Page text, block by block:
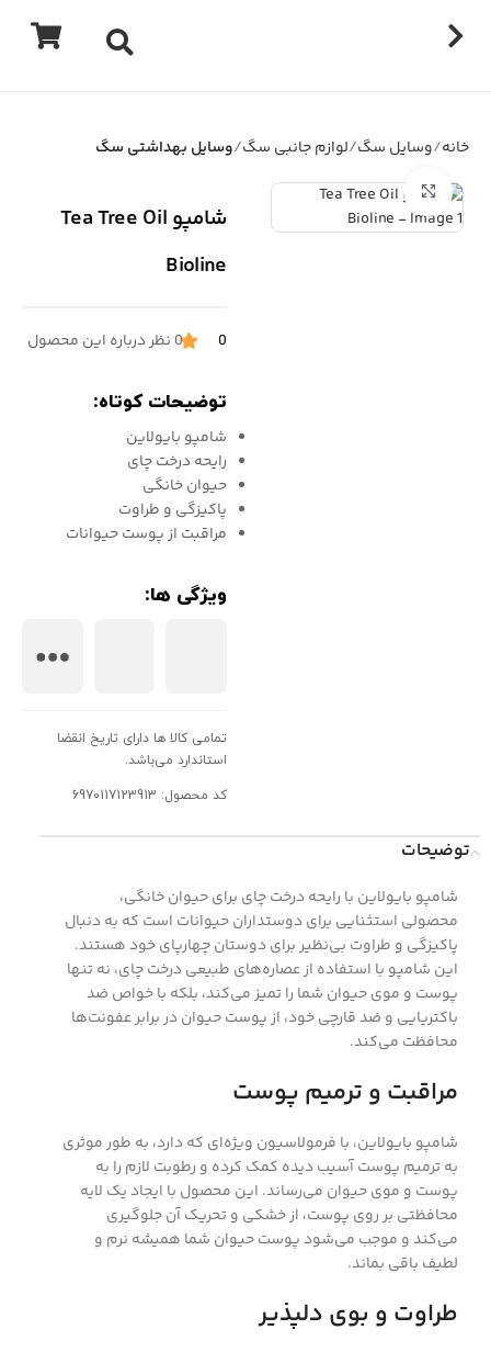
خانه وسایل سگ لوازم جانبی سگ وسایل بهداشتی سگ
برای بزرگنمایی کلیک کنید
شامپو Tea Tree Oil
Bioline
0 0 نظر درباره این محصول
توضیحات کوتاه:
شامپو بایولاین
رایحه درخت چای
حیوان خانگی
پاکیزگی و طراوت
مراقبت از پوست حیوانات
ویژگی ها:
تمامی کالا ها دارای تاریخ انقضا
استاندارد می‌باشد.
کد محصول: 6970117123913
توضیحات
شامپو بایولاین با رایحه درخت چای برای حیوان خانگی،
محصولی استثنایی برای دوستداران حیوانات است که به دنبال
پاکیزگی و طراوت بی‌نظیر برای دوستان چهارپای خود هستند.
این شامپو با استفاده از عصاره‌های طبیعی درخت چای، نه تنها
پوست و موی حیوان شما را تمیز می‌کند، بلکه با خواص ضد
باکتریایی و ضد قارچی خود، از پوست حیوان در برابر عفونت‌ها
محافظت می‌کند.
مراقبت و ترمیم پوست
شامپو بایولاین، با فرمولاسیون ویژه‌ای که دارد، به طور موثری
به ترمیم پوست آسیب دیده کمک کرده و رطوبت لازم را به
پوست و موی حیوان می‌رساند. این محصول با ایجاد یک لایه
محافظتی بر روی پوست، از خشکی و تحریک آن جلوگیری
می‌کند و موجب می‌شود پوست حیوان شما همیشه نرم و
لطیف باقی بماند.
طراوت و بوی دلپذیر